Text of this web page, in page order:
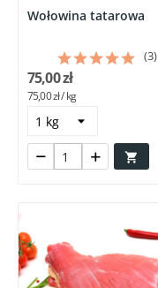
Wołowina tatarowa
(3)

75,00 zł
75,00 zł / kg